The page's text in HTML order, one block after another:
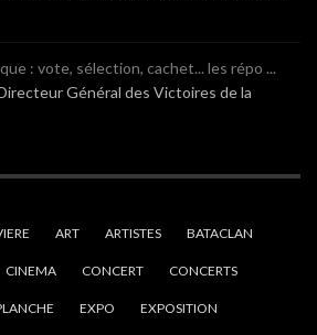
: vote, sélection, cachet... les répo ...
Général des Victoires de la
ART ARTISTES BATACLAN
CINEMA CONCERT CONCERTS
EXPO EXPOSITION